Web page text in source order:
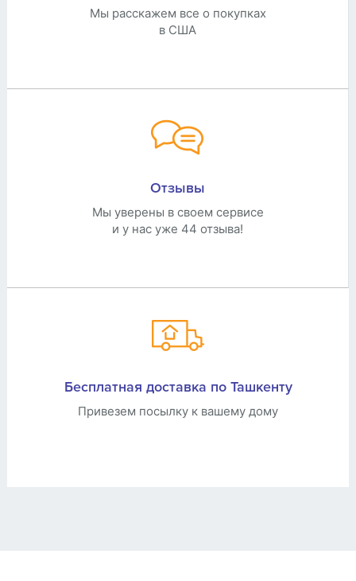
Мы расскажем все о покупках
в США
Отзывы
Мы уверены в своем сервисе
и у нас уже 44 отзыва!
Бесплатная доставка по Ташкенту
Привезем посылку к вашему дому